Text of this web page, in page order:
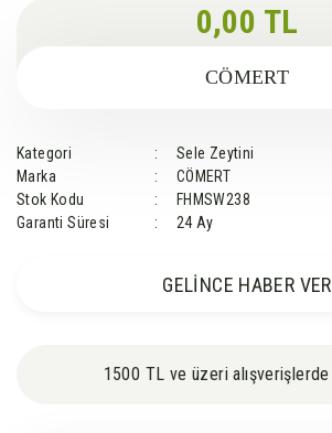
0,00 TL
CÖMERT
Kategori
Sele Zeytini
Marka
CÖMERT
Stok Kodu
FHMSW238
Garanti Süresi
24 Ay
GELİNCE HABER VER
1500 TL ve üzeri alışverişlerde